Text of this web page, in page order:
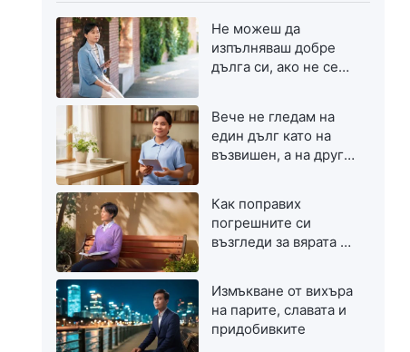
Не можеш да
изпълняваш добре
дълга си, ако не се
Вече не гледам на
един дълг като на
възвишен, а на друг
Как поправих
погрешните си
възгледи за вярата в
Измъкване от вихъра
на парите, славата и
придобивките